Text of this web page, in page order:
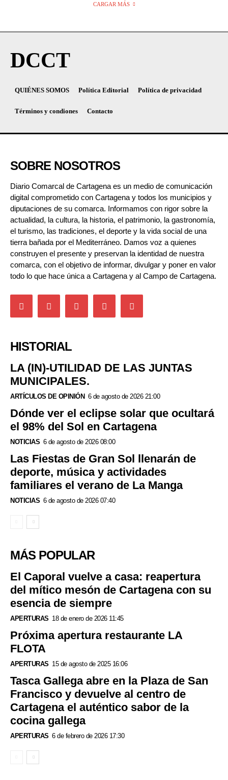
CARGAR MÁS
DCCT
QUIÉNES SOMOS Política Editorial Política de privacidad
Términos y condiones Contacto
SOBRE NOSOTROS
Diario Comarcal de Cartagena es un medio de comunicación
digital comprometido con Cartagena y todos los municipios y
diputaciones de su comarca. Informamos con rigor sobre la
actualidad, la cultura, la historia, el patrimonio, la gastronomía,
el turismo, las tradiciones, el deporte y la vida social de una
tierra bañada por el Mediterráneo. Damos voz a quienes
construyen el presente y preservan la identidad de nuestra
comarca, con el objetivo de informar, divulgar y poner en valor
todo lo que hace única a Cartagena y al Campo de Cartagena.
HISTORIAL
LA (IN)-UTILIDAD DE LAS JUNTAS
MUNICIPALES.
ARTÍCULOS DE OPINIÓN 6 de agosto de 2026 21:00
Dónde ver el eclipse solar que ocultará
el 98% del Sol en Cartagena
NOTICIAS 6 de agosto de 2026 08:00
Las Fiestas de Gran Sol llenarán de
deporte, música y actividades
familiares el verano de La Manga
NOTICIAS 6 de agosto de 2026 07:40
MÁS POPULAR
El Caporal vuelve a casa: reapertura
del mítico mesón de Cartagena con su
esencia de siempre
APERTURAS 18 de enero de 2026 11:45
Próxima apertura restaurante LA
FLOTA
APERTURAS 15 de agosto de 2025 16:06
Tasca Gallega abre en la Plaza de San
Francisco y devuelve al centro de
Cartagena el auténtico sabor de la
cocina gallega
APERTURAS 6 de febrero de 2026 17:30